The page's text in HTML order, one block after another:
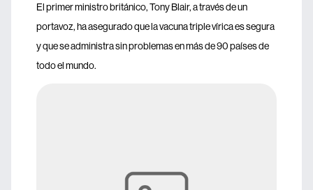
El primer ministro británico, Tony Blair, a través de un
portavoz, ha asegurado que la vacuna triple vírica es segura
y que se administra sin problemas en más de 90 países de
todo el mundo.